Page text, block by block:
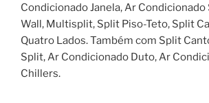
Condicionado Janela, Ar
Wall, Multisplit, Split Piso-Teto, Split
Quatro Lados. Também com Split
Split, Ar Condicionado Duto, Ar
Chillers.